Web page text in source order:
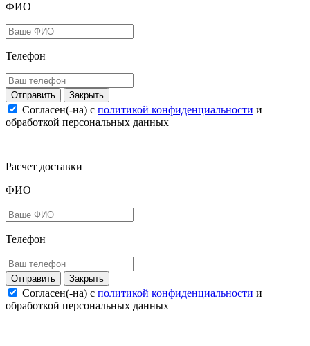
ФИО
Телефон
Закрыть
Согласен(-на) c политикой конфиденциальности и
обработкой персональных данных
Расчет доставки
ФИО
Телефон
Закрыть
Согласен(-на) c политикой конфиденциальности и
обработкой персональных данных